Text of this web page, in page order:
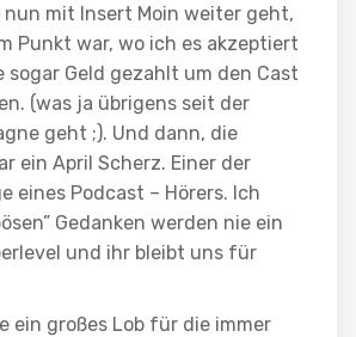
mit Insert Moin weiter geht,
Punkt war, wo ich es akzeptiert
sogar Geld gezahlt um den Cast
(was ja übrigens seit der
geht ;). Und dann, die
ein April Scherz. Einer der
eines Podcast – Hörers. Ich
Gedanken werden nie ein
und ihr bleibt uns für
ein großes Lob für die immer